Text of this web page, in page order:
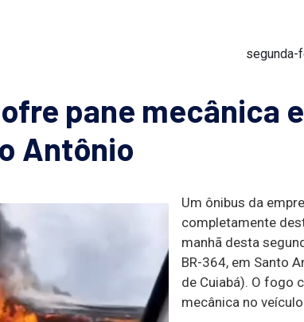
segunda-
pane mecânica
Antônio
Um ônibus da
completamente
manhã desta
BR-364, em Santo
de Cuiabá). O fogo
mecânica no